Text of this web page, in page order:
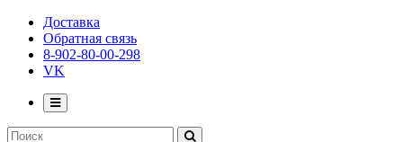
Доставка
Обратная связь
8-902-80-00-298
VK